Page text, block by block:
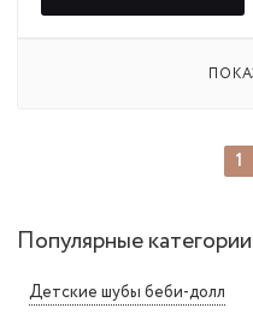
1
Популярные категории
Детские шубы беби-долл